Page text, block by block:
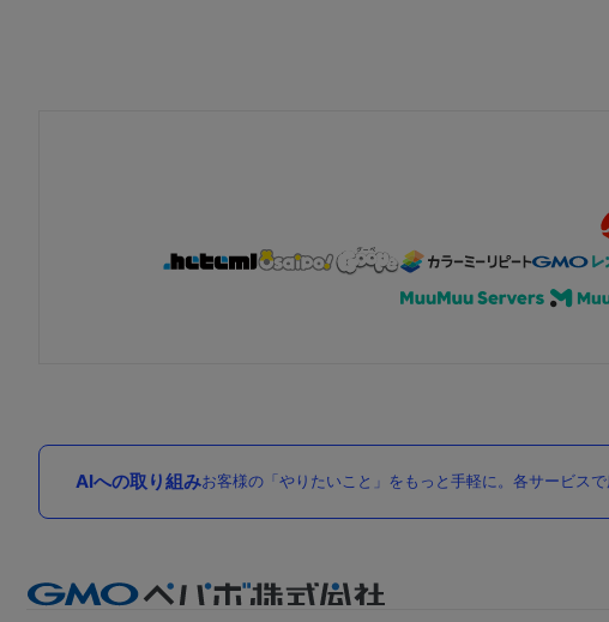
AIへの取り組みお客様の「やりたいこと」をもっと手軽に。各サービス